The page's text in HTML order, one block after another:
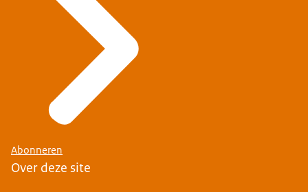
Abonneren
Over deze site